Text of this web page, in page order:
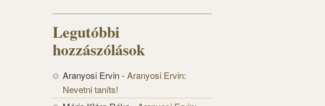
Legutóbbi
hozzászólások
Aranyosi Ervin-Aranyosi Ervin:
Nevetni taníts!